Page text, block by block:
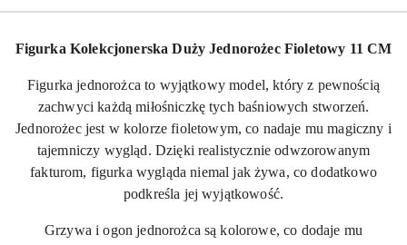
Figurka Kolekcjonerska Duży Jednorożec Fioletowy 11 CM
Figurka jednorożca to wyjątkowy model, który z pewnością
zachwyci każdą miłośniczkę tych baśniowych stworzeń.
Jednorożec jest w kolorze fioletowym, co nadaje mu magiczny i
tajemniczy wygląd. Dzięki realistycznie odwzorowanym
fakturom, figurka wygląda niemal jak żywa, co dodatkowo
podkreśla jej wyjątkowość.
Grzywa i ogon jednorożca są kolorowe, co dodaje mu